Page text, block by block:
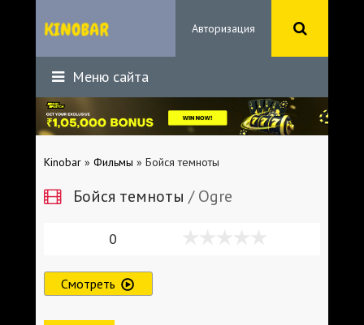
Авторизация
Меню сайта
Kinobar » Фильмы » Бойся темноты
Бойся темноты / Ogre
0
Смотреть